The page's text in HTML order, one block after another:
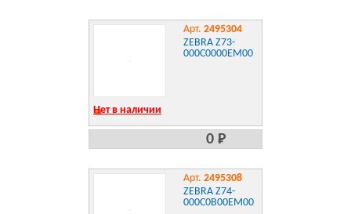
Арт. 2495304
ZEBRA Z73-
000C0000EM00
Нет в наличии
0 Р
Арт. 2495308
ZEBRA Z74-
000C0B00EM00